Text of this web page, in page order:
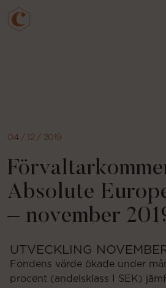
04 / 12 / 2019
Absolute
– november
UTVECKLING
Fondens värde ökade under
procent (andelsklass I SEK)